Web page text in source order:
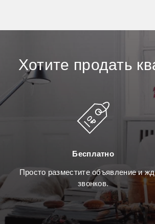
Хотите продать
Бесплатно
Просто разместите объявление и
звонков.